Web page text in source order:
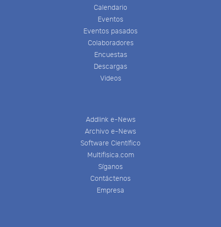
Calendario
Eventos
Eventos pasados
Colaboradores
Encuestas
Descargas
Videos
Addlink e-News
Archivo e-News
Software Científico
Multifisica.com
Síganos
Contáctenos
Empresa